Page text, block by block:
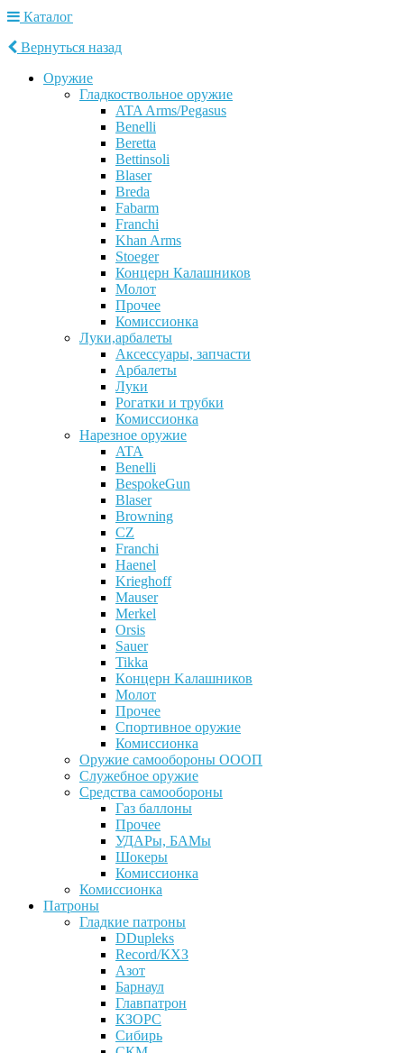
Каталог
Вернуться назад
Оружие
Гладкоствольное оружие
ATA Arms/Pegasus
Benelli
Beretta
Bettinsoli
Blaser
Breda
Fabarm
Franchi
Khan Arms
Stoeger
Концерн Калашников
Молот
Прочее
Комиссионка
Луки,арбалеты
Аксессуары, запчасти
Арбалеты
Луки
Рогатки и трубки
Комиссионка
Нарезное оружие
ATA
Benelli
BespokeGun
Blaser
Browning
CZ
Franchi
Haenel
Krieghoff
Mauser
Merkel
Orsis
Sauer
Tikka
Кoнцеpн Kалашников
Молот
Прочее
Спортивное оружие
Комиссионка
Оружие самообороны ОООП
Служебное оружие
Средства самообороны
Газ баллоны
Прочее
УДАРы, БАМы
Шокеры
Комиссионка
Комиссионка
Патроны
Гладкие патроны
DDupleks
Record/КХЗ
Азот
Барнаул
Главпатрон
КЗОРС
Сибирь